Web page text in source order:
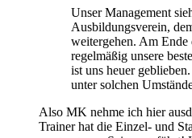
Unser Management
Ausbildungsverein,
weitergehen. Am
regelmäßig unsere
ist uns heuer
unter solchen
Also MK nehme ich hier
Trainer hat die Einzel- und